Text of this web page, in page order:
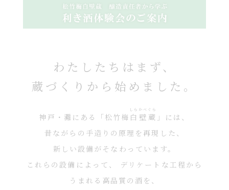
わたしたちはまず、
蔵づくりから始めました。
神戸・灘にある「松竹梅 白壁蔵
しらかべぐら
」には、
昔ながらの手造りの原理を再現した、
新しい設備がそなわっています。
これらの設備によって、
デリケートな工程から
うまれる高品質の酒を、